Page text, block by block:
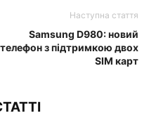
Наступна стаття
Samsung D980: новий
телефон з підтримкою двох
SIM карт